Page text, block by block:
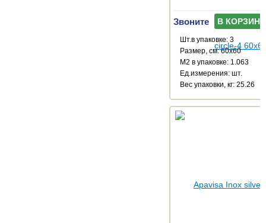
Звоните В КОРЗИНУ
Шт.в упаковке: 3
Размер, см: 60x60
М2 в упаковке: 1.063
Ед.измерения: шт.
Веc упаковки, кг: 25.26